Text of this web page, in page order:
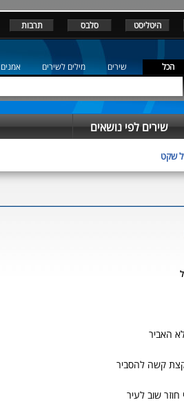
היטליסט סלבס תרבות
הכל שירים מילים לשירים אמנים
שירים לפי נושאים
שקט
האביר
קשה להסביר
שוב לעיר